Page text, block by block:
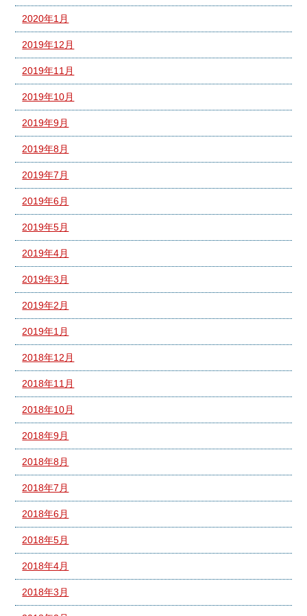
2020年1月
2019年12月
2019年11月
2019年10月
2019年9月
2019年8月
2019年7月
2019年6月
2019年5月
2019年4月
2019年3月
2019年2月
2019年1月
2018年12月
2018年11月
2018年10月
2018年9月
2018年8月
2018年7月
2018年6月
2018年5月
2018年4月
2018年3月